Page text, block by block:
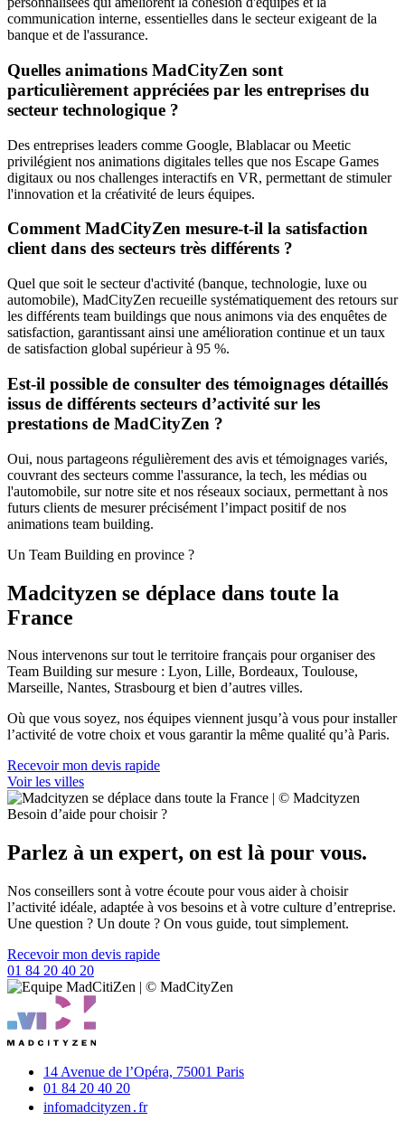
communication interne, essentielles dans le secteur exigeant de la
banque et de l'assurance.
Quelles animations MadCityZen sont
particulièrement appréciées par les entreprises du
secteur technologique ?
Des entreprises leaders comme Google, Blablacar ou Meetic
privilégient nos animations digitales telles que nos Escape Games
digitaux ou nos challenges interactifs en VR, permettant de stimuler
l'innovation et la créativité de leurs équipes.
Comment MadCityZen mesure-t-il la satisfaction
client dans des secteurs très différents ?
Quel que soit le secteur d'activité (banque, technologie, luxe ou
automobile), MadCityZen recueille systématiquement des retours sur
les différents team buildings que nous animons via des enquêtes de
satisfaction, garantissant ainsi une amélioration continue et un taux
de satisfaction global supérieur à 95 %.
Est-il possible de consulter des témoignages détaillés
issus de différents secteurs d’activité sur les
prestations de MadCityZen ?
Oui, nous partageons régulièrement des avis et témoignages variés,
couvrant des secteurs comme l'assurance, la tech, les médias ou
l'automobile, sur notre site et nos réseaux sociaux, permettant à nos
futurs clients de mesurer précisément l’impact positif de nos
animations team building.
Un Team Building en province ?
Madcityzen se déplace dans toute la
France
Nous intervenons sur tout le territoire français pour organiser des
Team Building sur mesure : Lyon, Lille, Bordeaux, Toulouse,
Marseille, Nantes, Strasbourg et bien d’autres villes.
Où que vous soyez, nos équipes viennent jusqu’à vous pour installer
l’activité de votre choix et vous garantir la même qualité qu’à Paris.
Recevoir mon devis rapide
Voir les villes
Besoin d’aide pour choisir ?
Parlez à un expert, on est là pour vous.
Nos conseillers sont à votre écoute pour vous aider à choisir
l’activité idéale, adaptée à vos besoins et à votre culture d’entreprise.
Une question ? Un doute ? On vous guide, tout simplement.
Recevoir mon devis rapide
01 84 20 40 20
14 Avenue de l’Opéra, 75001 Paris
01 84 20 40 20
infomadcityzen․fr